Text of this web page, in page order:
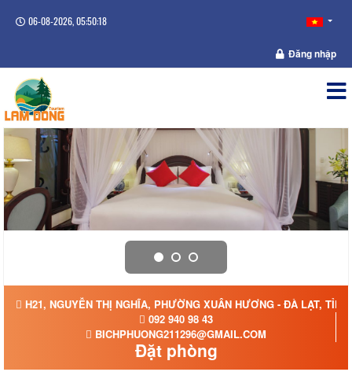
06-08-2026, 05:50:18
Đăng nhập
H21, NGUYỄN THỊ NGHĨA, PHƯỜNG XUÂN HƯƠNG - ĐÀ LẠT,
092 940 98 43
BICHPHUONG211296@GMAIL.COM
Đặt phòng